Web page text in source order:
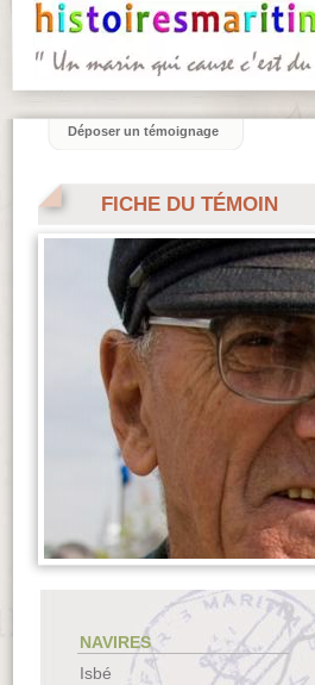
FICHE DU TÉMOIN
NAVIRES
Isbé
Déposer un témoignage